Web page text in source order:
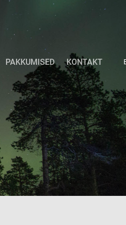
PAKKUMISED KONTAKT